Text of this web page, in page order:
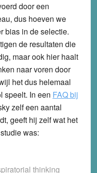
door een
dus hoeven we
bias in de selectie.
de resultaten die
maar ook hier haalt
naar voren door
het dus helemaal
speelt. In een FAQ bij
zelf een aantal
geeft hij zelf wat het
was:
thinking